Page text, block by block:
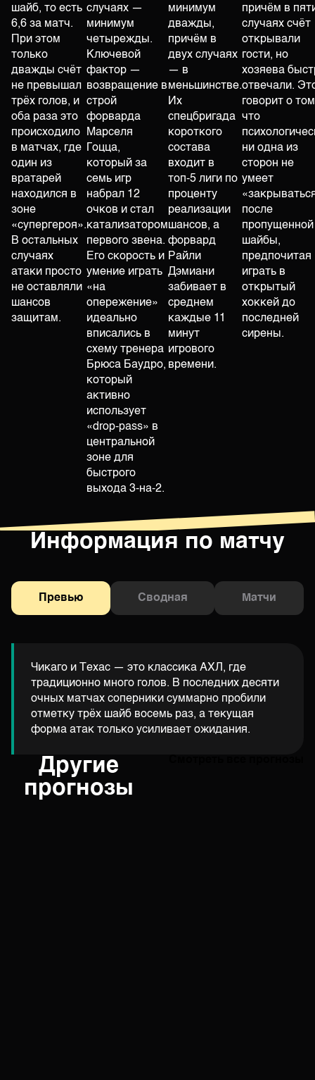
шайб, то есть
6,6 за матч.
При этом
только
дважды счёт
не превышал
трёх голов, и
оба раза это
происходило
в матчах, где
один из
вратарей
находился в
зоне
«супергероя».
В остальных
случаях
атаки просто
не оставляли
шансов
защитам.
случаях —
минимум
четырежды.
Ключевой
фактор —
возвращение в
строй
форварда
Марселя
Гоцца,
который за
семь игр
набрал 12
очков и стал
катализатором
первого звена.
Его скорость и
умение играть
«на
опережение»
идеально
вписались в
схему тренера
Брюса Баудро,
который
активно
использует
«drop-pass» в
центральной
зоне для
быстрого
выхода 3-на-2.
минимум
дважды,
причём в
двух случаях
— в
меньшинстве.
Их
спецбригада
короткого
состава
входит в
топ-5 лиги по
проценту
реализации
шансов, а
форвард
Райли
Дэмиани
забивает в
среднем
каждые 11
минут
игрового
времени.
причём в
случаях счёт
открывали
гости, но
хозяева
отвечали.
говорит о
что
ни одна из
сторон не
умеет
после
пропущенной
шайбы,
предпочитая
играть в
открытый
хоккей до
последней
сирены.
Информация по матчу
Превью Сводная Матчи
Чикаго и Техас — это классика АХЛ, где
традиционно много голов. В последних десяти
очных матчах соперники суммарно пробили
отметку трёх шайб восемь раз, а текущая
форма атак только усиливает ожидания.
Другие
прогнозы